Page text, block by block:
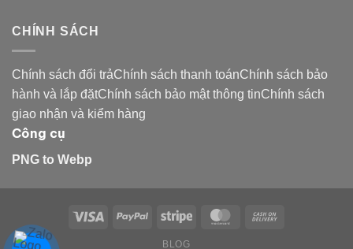
CHÍNH SÁCH
Chính sách đổi trảChính sách thanh toánChính sách bảo
hành và lắp đặtChính sách bảo mật thông tinChính sách
giao nhận và kiểm hàng
Công cụ
PNG to Webp
BLOG